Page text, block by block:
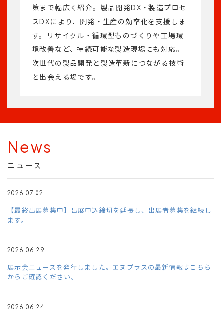
策まで幅広く紹介。製品開発DX・製造プロセ
スDXにより、開発・生産の効率化を支援しま
す。リサイクル・循環型ものづくりや工場環
境改善など、持続可能な製造現場にも対応。
次世代の製品開発と製造革新につながる技術
と出会える場です。
News
ニュース
2026.07.02
【最終出展募集中】出展申込締切を延長し、出展者募集を継続し
ます。
2026.06.29
展示会ニュースを発行しました。エヌプラスの最新情報はこちら
からご確認ください。
2026.06.24